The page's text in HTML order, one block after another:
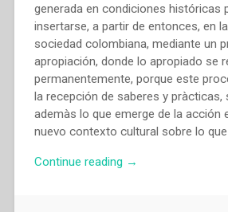
generada en condiciones históricas
insertarse, a partir de entonces, en
sociedad colombiana, mediante un
apropiación, donde lo apropiado se
permanentemente, porque este
la recepción de saberes y pràcticas,
ademàs lo que emerge de la acción
nuevo contexto cultural sobre lo que
Continue reading “Sara
→